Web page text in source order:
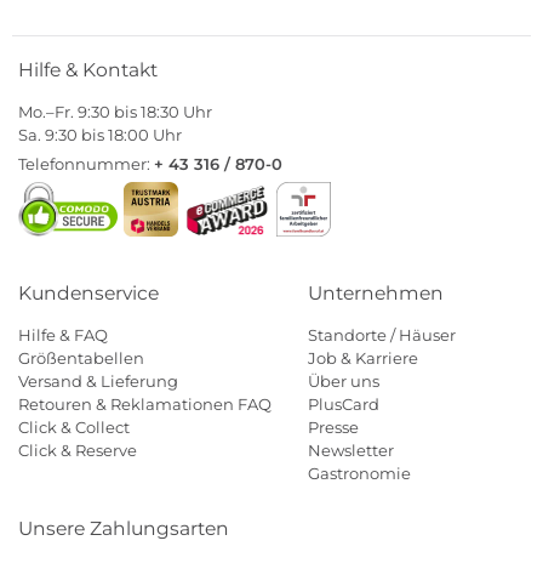
Hilfe & Kontakt
Mo.–Fr. 9:30 bis 18:30 Uhr
Sa. 9:30 bis 18:00 Uhr
Telefonnummer: + 43 316 / 870-0
Kundenservice
Hilfe & FAQ
Größentabellen
Versand & Lieferung
Retouren & Reklamationen FAQ
Click & Collect
Click & Reserve
Unternehmen
Standorte / Häuser
Job & Karriere
Über uns
PlusCard
Presse
Newsletter
Gastronomie
Unsere Zahlungsarten